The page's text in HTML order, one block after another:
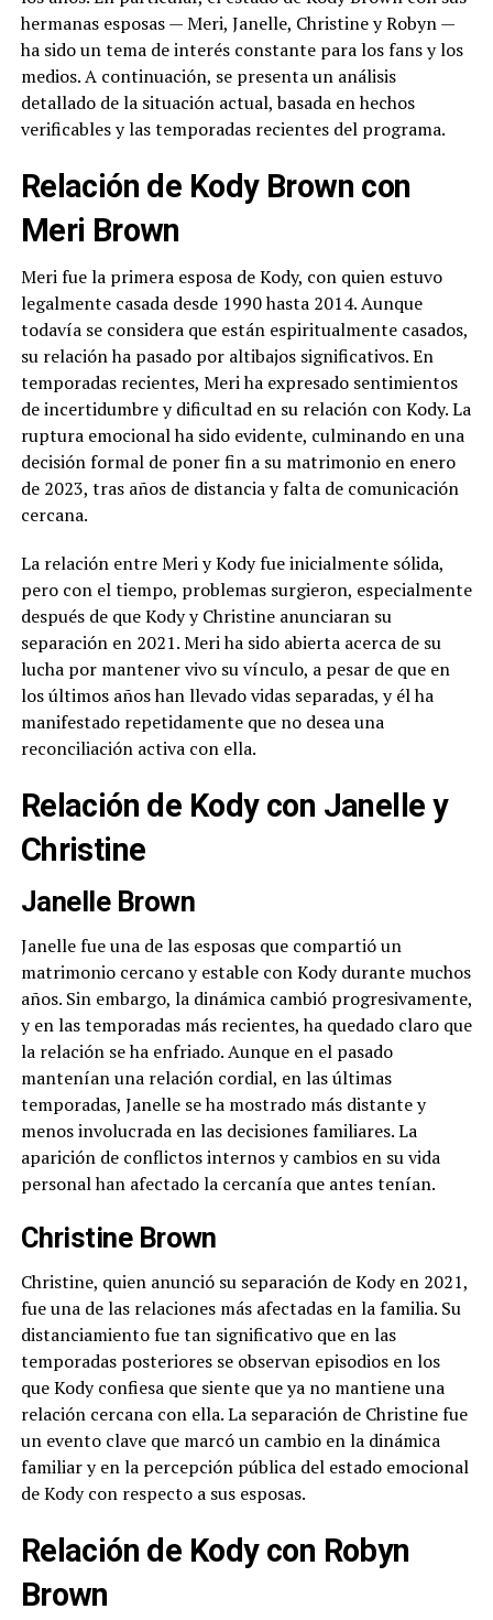
hermanas esposas — Meri, Janelle, Christine y Robyn —
ha sido un tema de interés constante para los fans y los
medios. A continuación, se presenta un análisis
detallado de la situación actual, basada en hechos
verificables y las temporadas recientes del programa.
Relación de Kody Brown con
Meri Brown
Meri fue la primera esposa de Kody, con quien estuvo
legalmente casada desde 1990 hasta 2014. Aunque
todavía se considera que están espiritualmente casados,
su relación ha pasado por altibajos significativos. En
temporadas recientes, Meri ha expresado sentimientos
de incertidumbre y dificultad en su relación con Kody. La
ruptura emocional ha sido evidente, culminando en una
decisión formal de poner fin a su matrimonio en enero
de 2023, tras años de distancia y falta de comunicación
cercana.
La relación entre Meri y Kody fue inicialmente sólida,
pero con el tiempo, problemas surgieron, especialmente
después de que Kody y Christine anunciaran su
separación en 2021. Meri ha sido abierta acerca de su
lucha por mantener vivo su vínculo, a pesar de que en
los últimos años han llevado vidas separadas, y él ha
manifestado repetidamente que no desea una
reconciliación activa con ella.
Relación de Kody con Janelle y
Christine
Janelle Brown
Janelle fue una de las esposas que compartió un
matrimonio cercano y estable con Kody durante muchos
años. Sin embargo, la dinámica cambió progresivamente,
y en las temporadas más recientes, ha quedado claro que
la relación se ha enfriado. Aunque en el pasado
mantenían una relación cordial, en las últimas
temporadas, Janelle se ha mostrado más distante y
menos involucrada en las decisiones familiares. La
aparición de conflictos internos y cambios en su vida
personal han afectado la cercanía que antes tenían.
Christine Brown
Christine, quien anunció su separación de Kody en 2021,
fue una de las relaciones más afectadas en la familia. Su
distanciamiento fue tan significativo que en las
temporadas posteriores se observan episodios en los
que Kody confiesa que siente que ya no mantiene una
relación cercana con ella. La separación de Christine fue
un evento clave que marcó un cambio en la dinámica
familiar y en la percepción pública del estado emocional
de Kody con respecto a sus esposas.
Relación de Kody con Robyn
Brown